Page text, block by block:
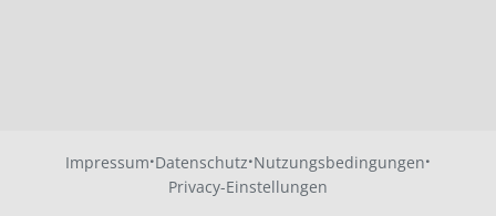
Impressum·Datenschutz·Nutzungsbedingungen·
Privacy-Einstellungen